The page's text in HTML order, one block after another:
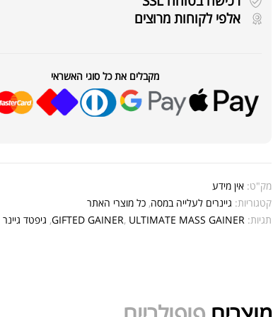
אלפי לקוחות מרוצים
מקבלים את כל סוגי האשראי
מק"ט: אין מידע
קטגוריות: גיינרים לעלייה במסה, כל מוצרי האתר
תגיות:
GIFTED GAINER, ULTIMATE MASS GAINER
, גיפטד גיינר
שייקר מקצועי פרובודי לחלבון או גיינר
₪40.00
אבקת חלבון הידרוליזט איזולט